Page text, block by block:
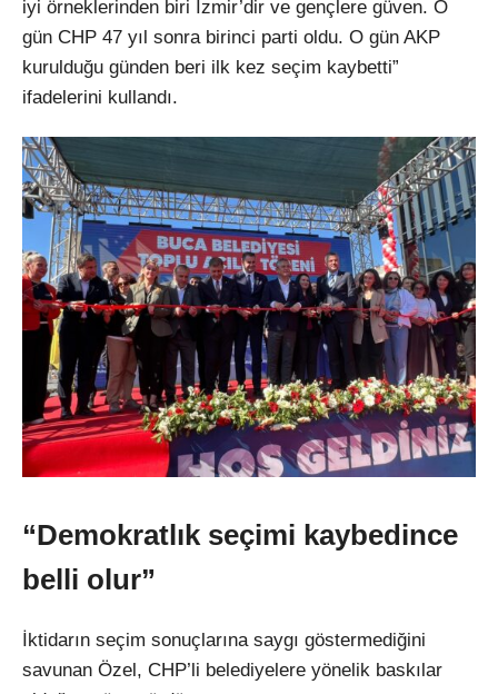
iyi örneklerinden biri İzmir’dir ve gençlere güven. O
gün CHP 47 yıl sonra birinci parti oldu. O gün AKP
kurulduğu günden beri ilk kez seçim kaybetti”
ifadelerini kullandı.
“Demokratlık seçimi kaybedince
belli olur”
İktidarın seçim sonuçlarına saygı göstermediğini
savunan Özel, CHP’li belediyelere yönelik baskılar